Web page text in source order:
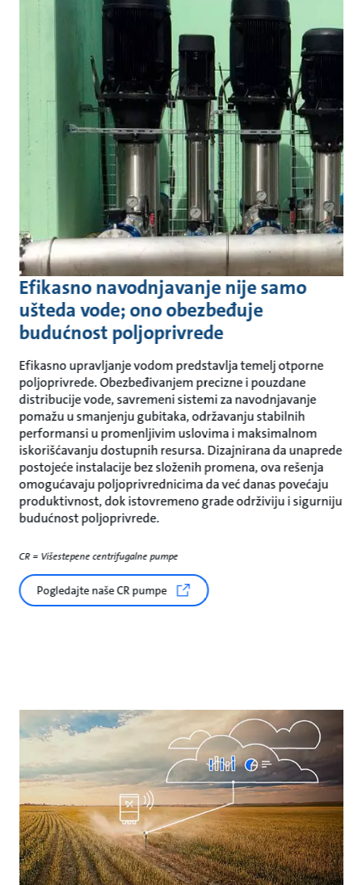
Efikasno navodnjavanje nije samo
ušteda vode; ono obezbeđuje
budućnost poljoprivrede
Efikasno upravljanje vodom predstavlja temelj otporne
poljoprivrede. Obezbeđivanjem precizne i pouzdane
distribucije vode, savremeni sistemi za navodnjavanje
pomažu u smanjenju gubitaka, održavanju stabilnih
performansi u promenljivim uslovima i maksimalnom
iskorišćavanju dostupnih resursa. Dizajnirana da unaprede
postojeće instalacije bez složenih promena, ova rešenja
omogućavaju poljoprivrednicima da već danas povećaju
produktivnost, dok istovremeno grade održiviju i sigurniju
budućnost poljoprivrede.
CR = Višestepene centrifugalne pumpe
Pogledajte naše CR pumpe